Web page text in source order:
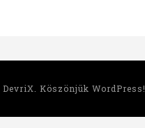
DevriX Köszönjük WordPress!